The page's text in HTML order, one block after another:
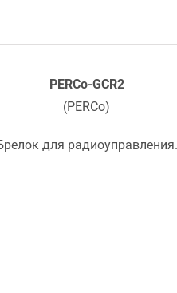
PERCo-GCR2
(PERCo)
для радиоуправления.